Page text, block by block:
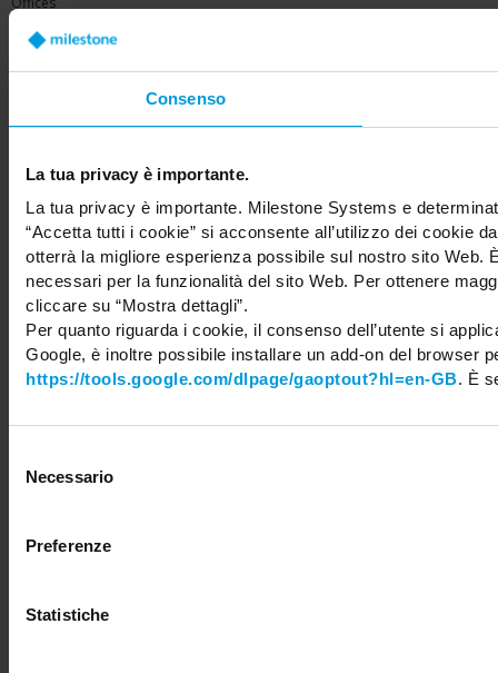
Consenso
La tua privacy è importante.
La tua privacy è importante. Milestone Systems e
“Accetta tutti i cookie” si acconsente all’utilizzo dei cookie
otterrà la migliore esperienza possibile sul nostro sito
necessari per la funzionalità del sito Web. Per ottenere
cliccare su “Mostra dettagli”.
Per quanto riguarda i cookie, il consenso dell’utente si
Google, è inoltre possibile installare un add-on del browser
https://tools.google.com/dlpage/gaoptout?hl=en-GB. È
delNecessario
Preferenze
Statistiche
Share your feedback